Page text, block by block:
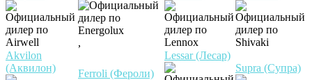
,
Akvilon
(Аквилон)
Ferroli (Фероли)
Lessar (Лесар)
Supra (Супра)